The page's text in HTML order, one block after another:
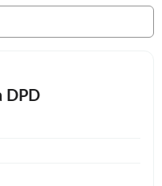
DPD